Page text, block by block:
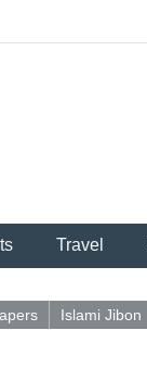
Travel
Islami Jibon